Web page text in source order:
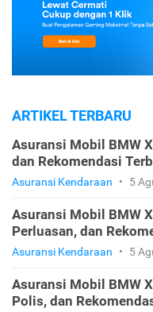
ARTIKEL TERBARU
Asuransi Mobil BMW
dan Rekomendasi
Asuransi Kendaraan • 5
Asuransi Mobil BMW
Perluasan, dan
Asuransi Kendaraan • 5
Asuransi Mobil BMW
Polis, dan